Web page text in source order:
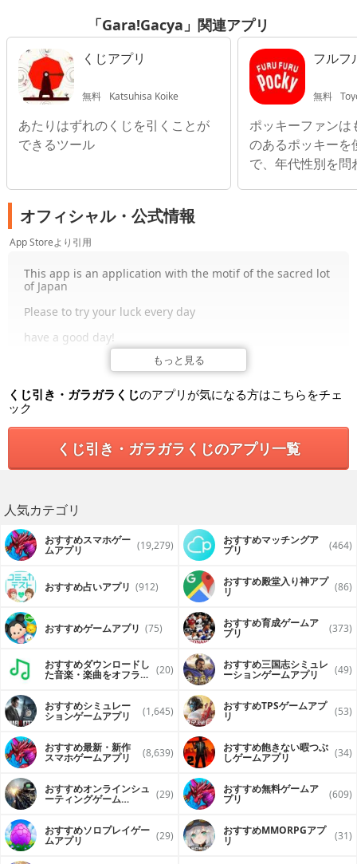
「Gara!Gacya」関連アプリ
くじアプリ
無料 Katsuhisa Koike
あたりはずれのくじを引くことが
できるツール
フルフ
無料
ポッキーファンは
のあるポッキーを
で、年代性別を問
オフィシャル・公式情報
App Storeより引用
もっと見る
This app is an application with the motif of the sacred lot
of Japan
Please to try your luck every day
have a good day!
くじ引き・ガラガラくじのアプリが気になる方はこちらをチェ
ック
くじ引き・ガラガラくじのアプリ一覧
人気カテゴリ
おすすめスマホゲー
ムアプリ (19,279) おすすめマッチングア
プリ (464)
おすすめ占いアプリ (912) おすすめ殿堂入り神アプ
リ (86)
おすすめゲームアプリ (75) おすすめ育成ゲームア
プリ (373)
おすすめダウンロードし
た音楽・楽曲をオフライ (20) おすすめ三国志シミュレ
ーションゲームアプリ (49)
おすすめシミュレー
ションゲームアプリ (1,645) おすすめTPSゲームアプ
リ (53)
おすすめ最新・新作
スマホゲームアプリ (8,639) おすすめ飽きない暇つぶ
しゲームアプリ (34)
おすすめオンラインシュ
ーティングゲーム (29) おすすめ無料ゲームア
プリ (609)
おすすめソロプレイゲー
ムアプリ (29) おすすめ MMORPGアプ
リ (31)